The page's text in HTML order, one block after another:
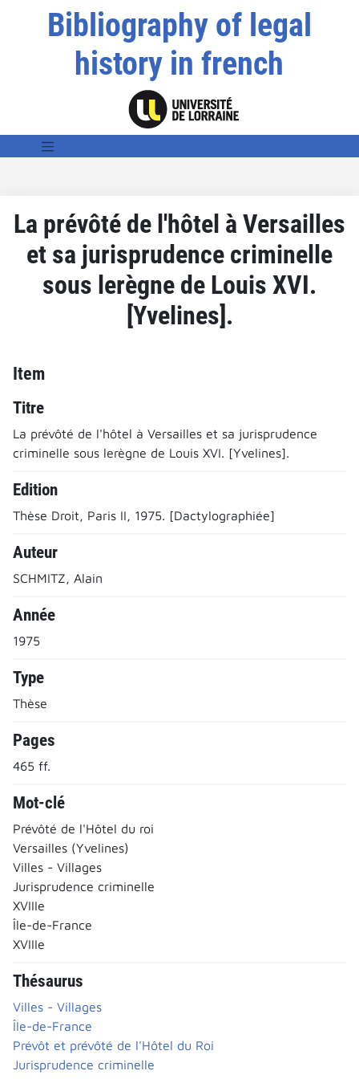
Bibliography of legal
history in french
La prévôté de l'hôtel à Versailles
et sa jurisprudence criminelle
sous lerègne de Louis XVI.
[Yvelines].
Item
Titre
La prévôté de l'hôtel à Versailles et sa jurisprudence
criminelle sous lerègne de Louis XVI. [Yvelines].
Edition
Thèse Droit, Paris II, 1975. [Dactylographiée]
Auteur
SCHMITZ, Alain
Année
1975
Type
Thèse
Pages
465 ff.
Mot-clé
Prévôté de l'Hôtel du roi
Versailles (Yvelines)
Villes - Villages
Jurisprudence criminelle
XVIIIe
Île-de-France
XVIIIe
Thésaurus
Villes - Villages
Île-de-France
Prévôt et prévôté de l'Hôtel du Roi
Jurisprudence criminelle